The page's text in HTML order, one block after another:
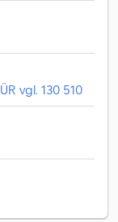
vgl. 130 510